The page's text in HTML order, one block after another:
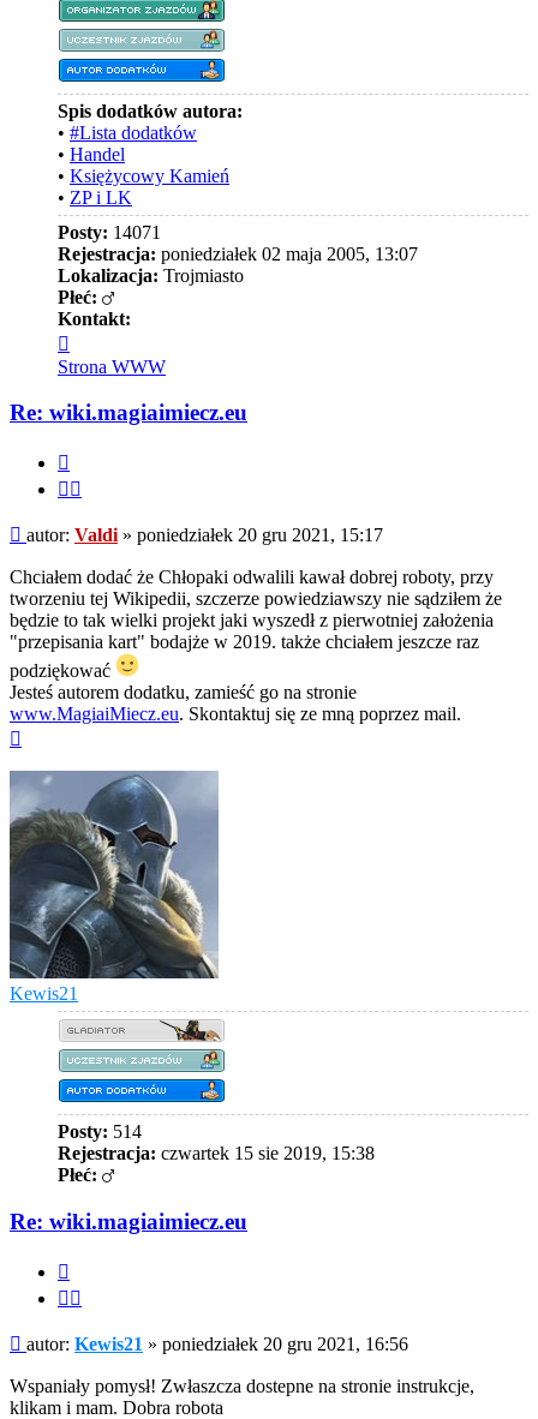
Spis dodatków autora:
• #Lista dodatków
• Handel
• Księżycowy Kamień
• ZP i LK
Posty: 14071
Rejestracja: poniedziałek 02 maja 2005, 13:07
Lokalizacja: Trojmiasto
Płeć:
Kontakt:
się
z
Valdi
Strona WWW
Re: wiki.magiaimiecz.eu
Post
autor: Valdi » poniedziałek 20 gru 2021, 15:17
Chciałem dodać że Chłopaki odwalili kawał dobrej roboty, przy
tworzeniu tej Wikipedii, szczerze powiedziawszy nie sądziłem że
będzie to tak wielki projekt jaki wyszedł z pierwotniej założenia
"przepisania kart" bodajże w 2019. także chciałem jeszcze raz
podziękować
Jesteś autorem dodatku, zamieść go na stronie
www.MagiaiMiecz.eu. Skontaktuj się ze mną poprzez mail.
Kewis21
Posty: 514
Rejestracja: czwartek 15 sie 2019, 15:38
Płeć:
Re: wiki.magiaimiecz.eu
Post
autor: Kewis21 » poniedziałek 20 gru 2021, 16:56
Wspaniały pomysł! Zwłaszcza dostepne na stronie instrukcje,
klikam i mam. Dobra robota